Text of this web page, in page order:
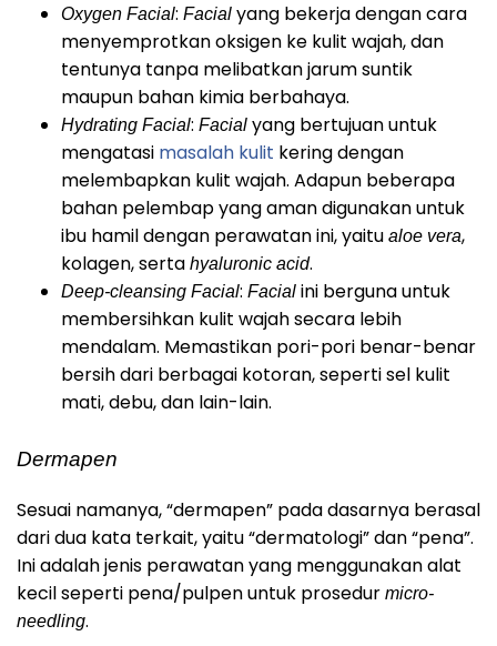
Oxygen Facial: Facial yang bekerja dengan cara
menyemprotkan oksigen ke kulit wajah, dan
tentunya tanpa melibatkan jarum suntik
maupun bahan kimia berbahaya.
Hydrating Facial: Facial yang bertujuan untuk
mengatasi masalah kulit kering dengan
melembapkan kulit wajah. Adapun beberapa
bahan pelembap yang aman digunakan untuk
ibu hamil dengan perawatan ini, yaitu aloe vera,
kolagen, serta hyaluronic acid.
Deep-cleansing Facial: Facial ini berguna untuk
membersihkan kulit wajah secara lebih
mendalam. Memastikan pori-pori benar-benar
bersih dari berbagai kotoran, seperti sel kulit
mati, debu, dan lain-lain.
Dermapen
Sesuai namanya, “dermapen” pada dasarnya berasal
dari dua kata terkait, yaitu “dermatologi” dan “pena”.
Ini adalah jenis perawatan yang menggunakan alat
kecil seperti pena/pulpen untuk prosedur micro-
needling.